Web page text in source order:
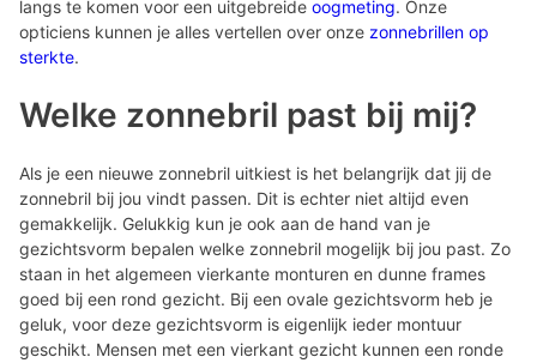
langs te komen voor een uitgebreide oogmeting. Onze
opticiens kunnen je alles vertellen over onze zonnebrillen op
sterkte.
Welke zonnebril past bij mij?
Als je een nieuwe zonnebril uitkiest is het belangrijk dat jij de
zonnebril bij jou vindt passen. Dit is echter niet altijd even
gemakkelijk. Gelukkig kun je ook aan de hand van je
gezichtsvorm bepalen welke zonnebril mogelijk bij jou past. Zo
staan in het algemeen vierkante monturen en dunne frames
goed bij een rond gezicht. Bij een ovale gezichtsvorm heb je
geluk, voor deze gezichtsvorm is eigenlijk ieder montuur
geschikt. Mensen met een vierkant gezicht kunnen een ronde